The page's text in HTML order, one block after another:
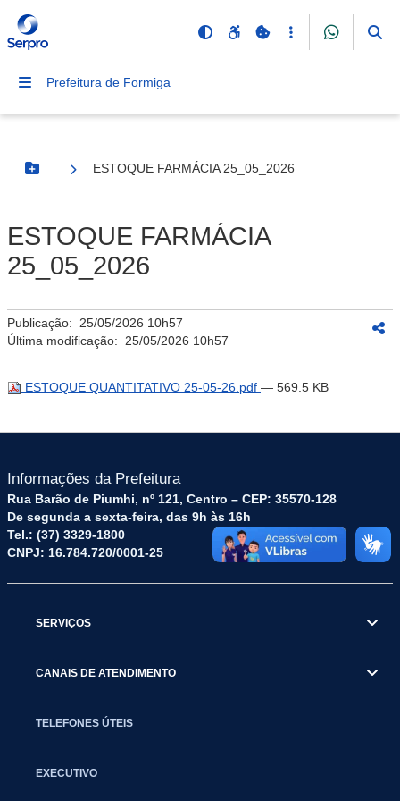
Prefeitura de Formiga
Botão Menu
ESTOQUE FARMÁCIA 25_05_2026
ESTOQUE FARMÁCIA
25_05_2026
Publicação: 25/05/2026 10h57
Última modificação: 25/05/2026 10h57
ESTOQUE QUANTITATIVO 25-05-26.pdf — 569.5 KB
Informações da Prefeitura
Rua Barão de Piumhi, nº 121, Centro – CEP: 35570-128
De segunda a sexta-feira, das 9h às 16h
Tel.: (37) 3329-1800
CNPJ: 16.784.720/0001-25
SERVIÇOS
CANAIS DE ATENDIMENTO
TELEFONES ÚTEIS
EXECUTIVO